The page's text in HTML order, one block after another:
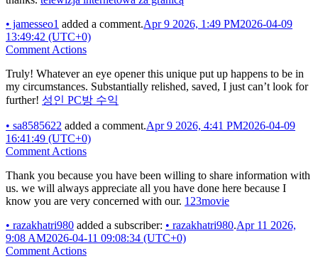
• jamesseo1 added a comment.Apr 9 2026, 1:49 PM2026-04-09
13:49:42 (UTC+0)
Comment Actions
Truly! Whatever an eye opener this unique put up happens to be in
my circumstances. Substantially relished, saved, I just can’t look for
further! 성인 PC방 수익
• sa8585622 added a comment.Apr 9 2026, 4:41 PM2026-04-09
16:41:49 (UTC+0)
Comment Actions
Thank you because you have been willing to share information with
us. we will always appreciate all you have done here because I
know you are very concerned with our. 123movie
• razakhatri980 added a subscriber: • razakhatri980.Apr 11 2026,
9:08 AM2026-04-11 09:08:34 (UTC+0)
Comment Actions